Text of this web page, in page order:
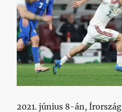
2021. június 8-án,